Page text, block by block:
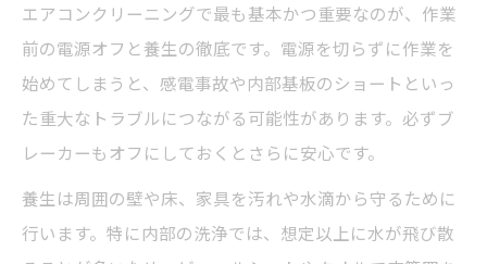
エアコンクリーニングで最も基本かつ重要なのが、作業
前の電源オフと養生の徹底です。電源を切らずに作業を
始めてしまうと、感電事故や内部基板のショートといっ
た重大なトラブルにつながる可能性があります。必ずブ
レーカーもオフにしておくとさらに安心です。
養生は周囲の壁や床、家具を汚れや水滴から守るために
行います。特に内部の洗浄では、想定以上に水が飛び散